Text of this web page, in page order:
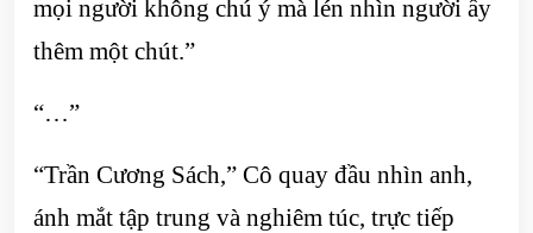
mọi người không chú ý mà lén nhìn người ấy
thêm một chút.”
“…”
“Trần Cương Sách,” Cô quay đầu nhìn anh,
ánh mắt tập trung và nghiêm túc, trực tiếp